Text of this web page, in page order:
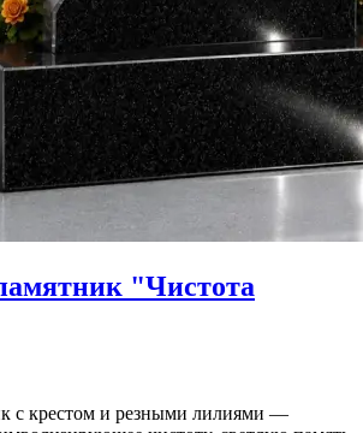
"Чистота
с крестом и резными лилиями —